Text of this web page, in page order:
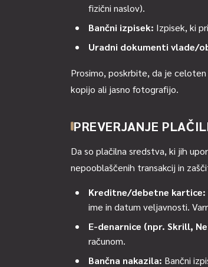
fizični naslov).
Bančni izpisek: Izpisek, ki
Uradni dokumenti vlade/
Prosimo, poskrbite, da je
kopijo ali jasno fotografijo.
PREVERJANJE
Da so plačilna sredstva, ki jih
nepooblaščenih transakcij in
Kreditne/debetne kartice:
ime in datum veljavnosti.
E-denarnice (npr. Skrill,
računom.
Bančna nakazila: Bančni